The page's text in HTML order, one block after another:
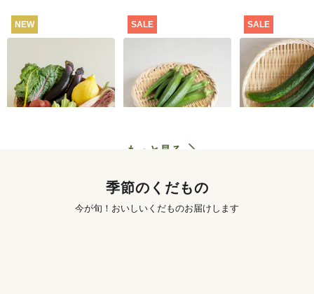
NEW
菜セット
2,980円
SALE
100g
291円
SALE
【特別価格】
り 300g
もっと見る
季節のくだもの
今が旬！おいしいくだものお届けします